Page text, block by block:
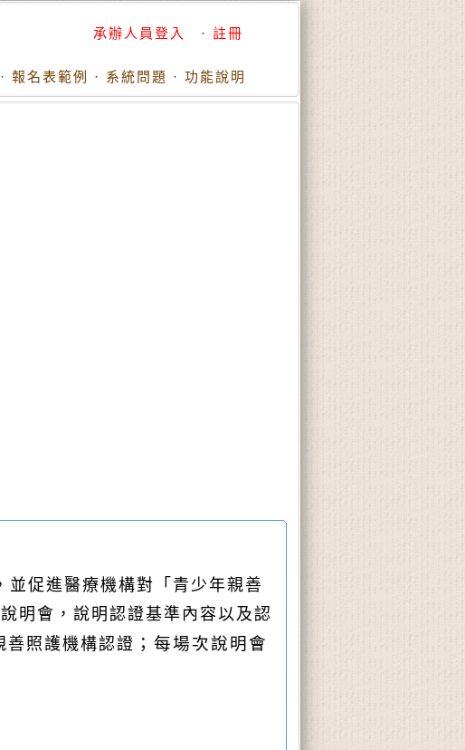
承辦人員登入 · 註冊
· 報名表範例 · 系統問題 · 功能說明
促進醫療機構對「青少年親善
明會，說明認證基準內容以及認
善照護機構認證 ；每場次說明會